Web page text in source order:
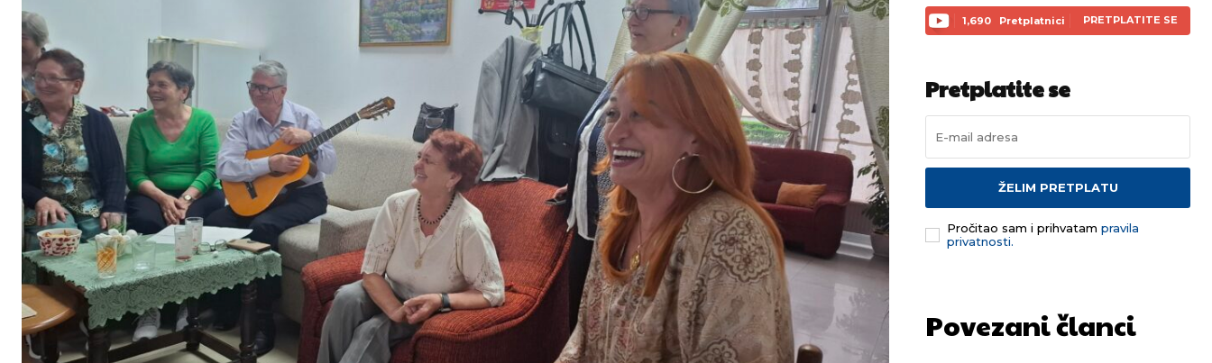
1,690 Pretplatnici PRETPLATITE SE
Pretplatite se
ŽELIM PRETPLATU
Pročitao sam i prihvatam pravila
privatnosti.
Povezani članci